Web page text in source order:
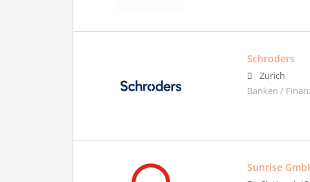
Schroders
Zürich
Banken /
Sunrise